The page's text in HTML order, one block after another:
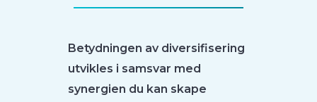
Betydningen av diversifisering
utvikles i samsvar med
synergien du kan skape